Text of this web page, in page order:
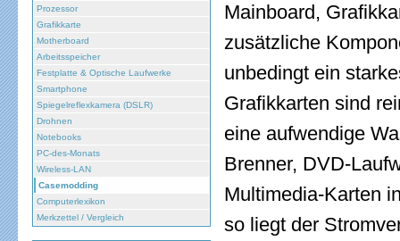
Prozessor
Grafikkarte
Motherboard
Arbeitsspeicher
Festplatte & Optische Laufwerke
Smartphone
Spiegelreflexkamera (DSLR)
Drohnen
Notebooks
PC-des-Monats
Wireless-LAN
Casemodding
Computerlexikon
Merkzettel / Vergleich
Mainboard,
zusätzliche
unbedingt ein
Grafikkarten sind
eine aufwendige
Brenner, DVD-
Multimedia-Karten
so liegt der